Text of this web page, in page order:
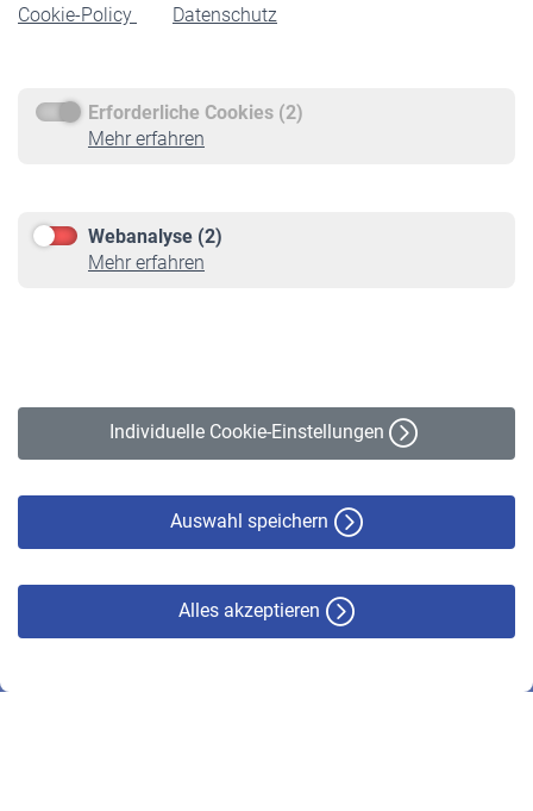
Cookie-Policy
Datenschutz
Erforderliche Cookies (2)
Mehr erfahren
Webanalyse (2)
Mehr erfahren
Individuelle Cookie-Einstellungen
Auswahl speichern
Alles akzeptieren
Rente beantragen
Service
Informationen
Online-Rechner
VBLnewsletter
Erklärung zur Barrierefreiheit
© VBL 2026